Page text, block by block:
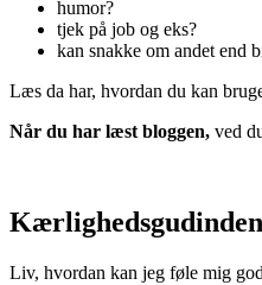
humor?
tjek på job og eks?
kan snakke om andet end
Læs da har, hvordan du kan
Når du har læst bloggen, ved
Liv, hvordan kan jeg føle mig